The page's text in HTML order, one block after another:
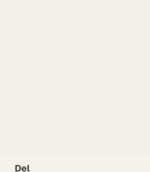
Del